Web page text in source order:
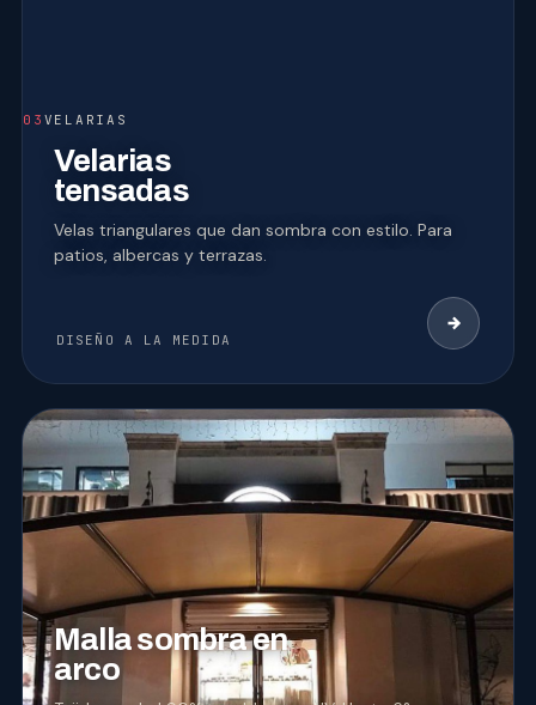
03 VELARIAS
Velarias
tensadas
Velas triangulares que dan sombra con estilo. Para
patios, albercas y terrazas.
DISEÑO A LA MEDIDA
04 MALLA SOMBRA
Malla sombra en
arco